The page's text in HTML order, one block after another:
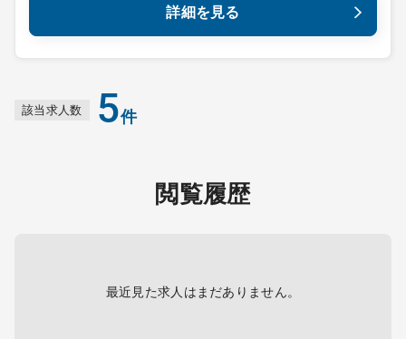
詳細を見る
該当求人数 5件
閲覧履歴
最近見た求人はまだありません。